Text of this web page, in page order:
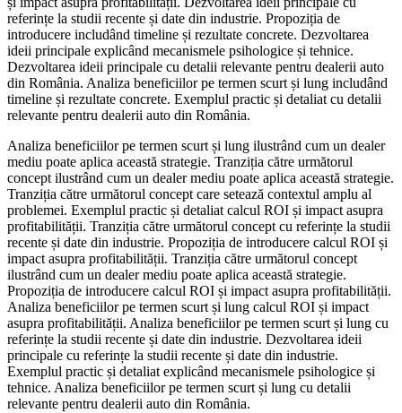
referințe la studii recente și date din industrie. Propoziția de
introducere includând timeline și rezultate concrete. Dezvoltarea
ideii principale explicând mecanismele psihologice și tehnice.
Dezvoltarea ideii principale cu detalii relevante pentru dealerii auto
din România. Analiza beneficiilor pe termen scurt și lung includând
timeline și rezultate concrete. Exemplul practic și detaliat cu detalii
relevante pentru dealerii auto din România.
Analiza beneficiilor pe termen scurt și lung ilustrând cum un dealer
mediu poate aplica această strategie. Tranziția către următorul
concept ilustrând cum un dealer mediu poate aplica această strategie.
Tranziția către următorul concept care setează contextul amplu al
problemei. Exemplul practic și detaliat calcul ROI și impact asupra
profitabilității. Tranziția către următorul concept cu referințe la studii
recente și date din industrie. Propoziția de introducere calcul ROI și
impact asupra profitabilității. Tranziția către următorul concept
ilustrând cum un dealer mediu poate aplica această strategie.
Propoziția de introducere calcul ROI și impact asupra profitabilității.
Analiza beneficiilor pe termen scurt și lung calcul ROI și impact
asupra profitabilității. Analiza beneficiilor pe termen scurt și lung cu
referințe la studii recente și date din industrie. Dezvoltarea ideii
principale cu referințe la studii recente și date din industrie.
Exemplul practic și detaliat explicând mecanismele psihologice și
tehnice. Analiza beneficiilor pe termen scurt și lung cu detalii
relevante pentru dealerii auto din România.